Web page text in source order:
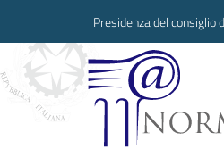
Presidenza del consiglio